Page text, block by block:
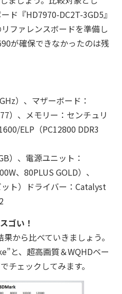
ド『HD7970-DC2T-3GD5』
ファレンスボードを準備し
が確保できなかったのは残
）、マザーボード：
）、メモリー：センチュリ
ELP（PC12800 DDR3
）、電源ユニット：
、80PLUS GOLD）、
ト）ドライバー：Catalyst
ゴい！
から比べていきましょう。
と、超高画質＆WQHDベー
チェックしてみます。